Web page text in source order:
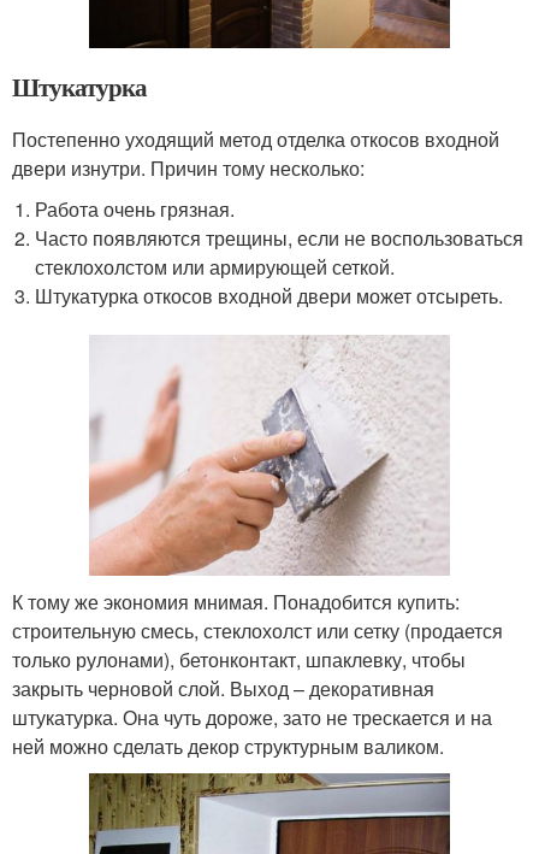
Штукатурка
Постепенно уходящий метод отделка откосов входной
двери изнутри. Причин тому несколько:
Работа очень грязная.
Часто появляются трещины, если не воспользоваться
стеклохолстом или армирующей сеткой.
Штукатурка откосов входной двери может отсыреть.
К тому же экономия мнимая. Понадобится купить:
строительную смесь, стеклохолст или сетку (продается
только рулонами), бетонконтакт, шпаклевку, чтобы
закрыть черновой слой. Выход – декоративная
штукатурка. Она чуть дороже, зато не трескается и на
ней можно сделать декор структурным валиком.